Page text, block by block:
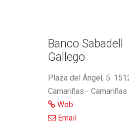
Banco Sabadell
Gallego
Plaza del Ángel, 5.
Camariñas - Camariñas
Web
Email